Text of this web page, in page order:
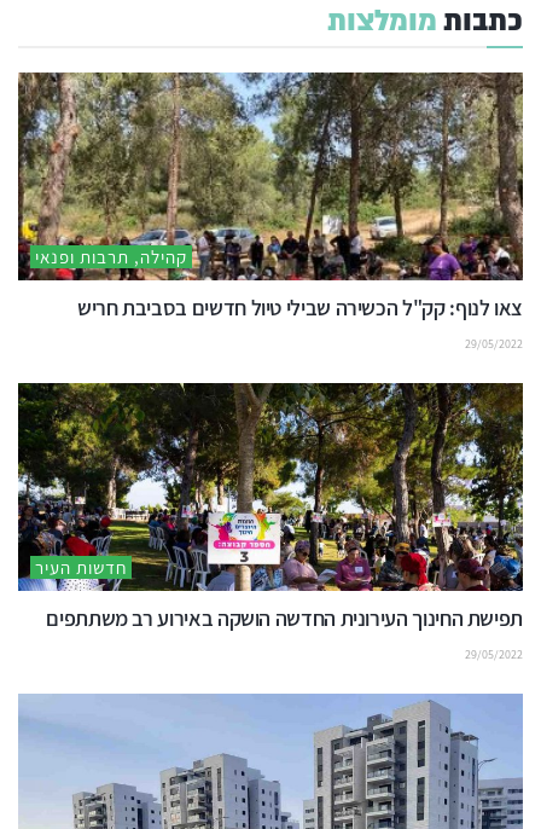
כתבותמומלצות
קהילה, תרבות ופנאי
צאו לנוף: קק"ל הכשירה שבילי טיול חדשים בסביבת חריש
29/05/2022
חדשות העיר
תפישת החינוך העירונית החדשה הושקה באירוע רב משתתפים
29/05/2022